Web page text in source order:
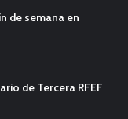
de semana en
de Tercera RFEF